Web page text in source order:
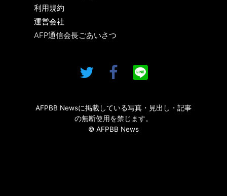
利用規約
運営会社
AFP通信会長ごあいさつ
AFPBB Newsに掲載している写真・見出し・記事
の無断使用を禁じます。
© AFPBB News